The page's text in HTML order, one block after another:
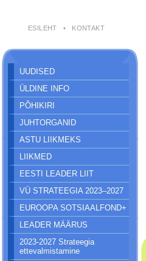
ESILEHT • KONTAKT
UUDISED
ÜLDINE INFO
PÕHIKIRI
JUHTORGANID
ASTU LIIKMEKS
LIIKMED
EESTI LEADER LIIT
VÜ STRATEEGIA 2023–2027
EUROOPA SOTSIAALFOND+
LEADER MÄÄRUS
2023-2027 Strateegia
ettevalmistamine